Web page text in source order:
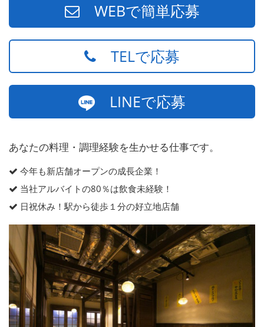
WEBで簡単応募
TELで応募
LINEで応募
あなたの料理・調理経験を生かせる仕事です。
今年も新店舗オープンの成長企業！
当社アルバイトの80％は飲食未経験！
日祝休み！駅から徒歩１分の好立地店舗